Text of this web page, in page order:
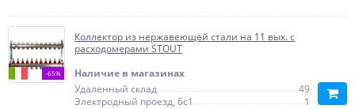
-65%
Коллектор из нержавеющей стали на 11 вых. с
расходомерами STOUT
Наличие в магазинах
Удаленный склад
49
Электродный проезд, 6с1
1